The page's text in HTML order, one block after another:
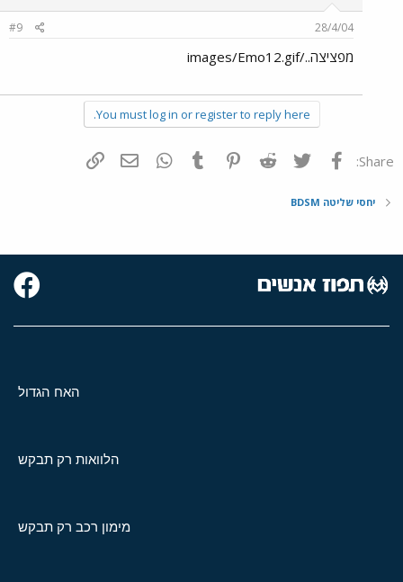
28/4/04
#9
מפציצה../images/Emo12.gif
You must log in or register to reply here.
Share: פייסבוק Twitter
Reddit
Pinterest
Tumblr
WhatsAppדואר אלקטרוני
יחסי שליטה BDSM
האח הגדול
הלוואות רק תבקש
מימון רכב רק תבקש